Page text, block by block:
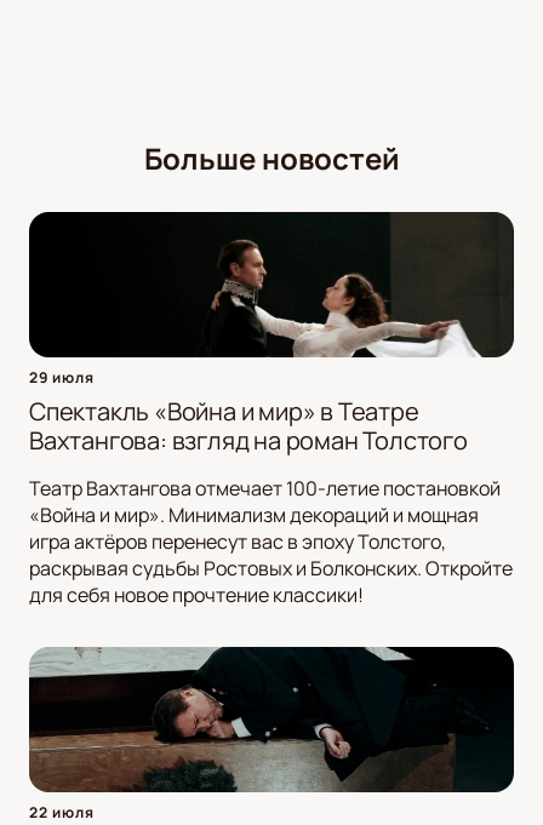
Больше новостей
29 июля
Спектакль «Война и мир» в Театре
Вахтангова: взгляд на роман Толстого
Театр Вахтангова отмечает 100-летие постановкой
«Война и мир». Минимализм декораций и мощная
игра актёров перенесут вас в эпоху Толстого,
раскрывая судьбы Ростовых и Болконских. Откройте
для себя новое прочтение классики!
22 июля